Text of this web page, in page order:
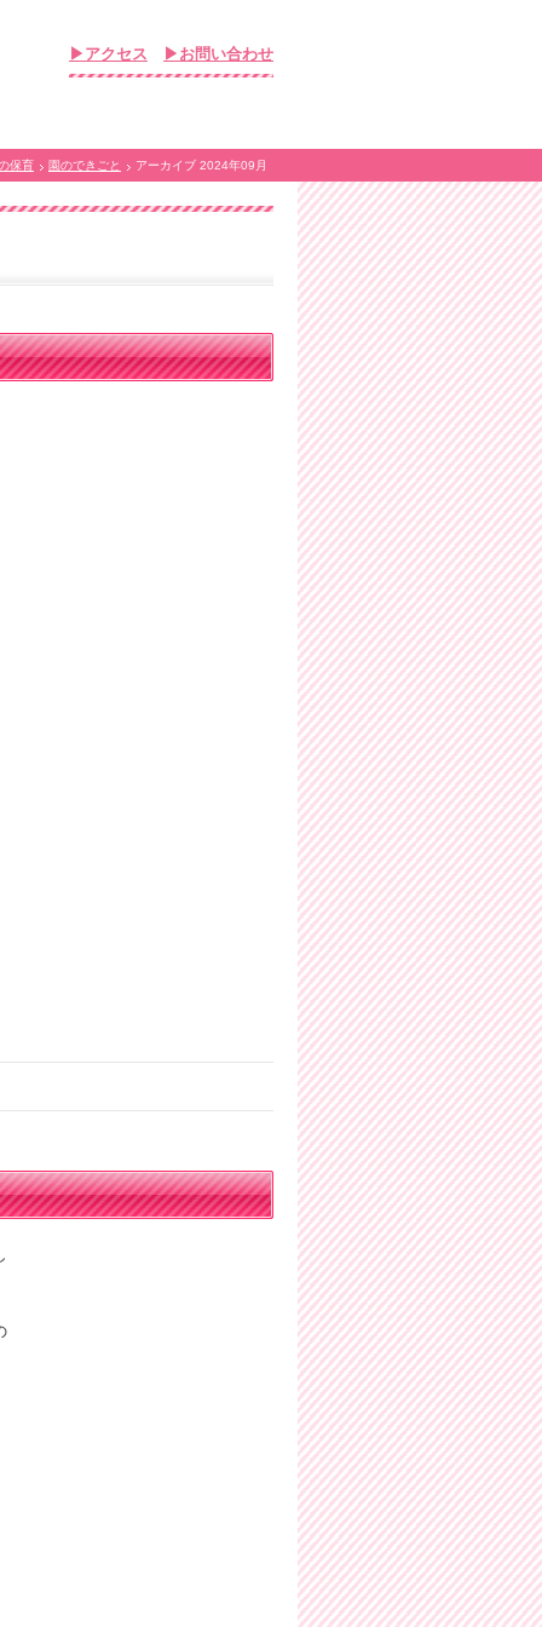
▶アクセス ▶お問い合わせ
保育 園のできごと アーカイブ 2024年09月